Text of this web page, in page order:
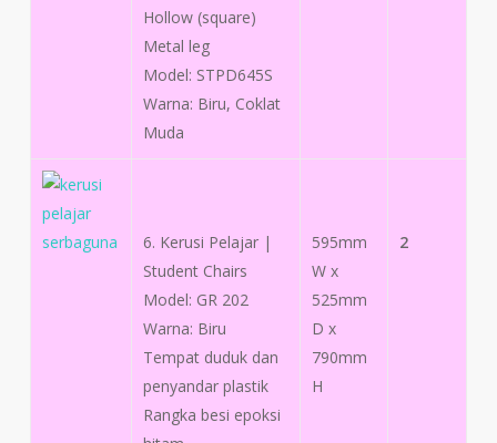
Hollow (square)
Metal leg
Model: STPD645S
Warna: Biru, Coklat
Muda
6. Kerusi Pelajar |
Student Chairs
Model: GR 202
Warna: Biru
Tempat duduk dan
penyandar plastik
Rangka besi epoksi
595mm
W x
525mm
D x
790mm
H
2